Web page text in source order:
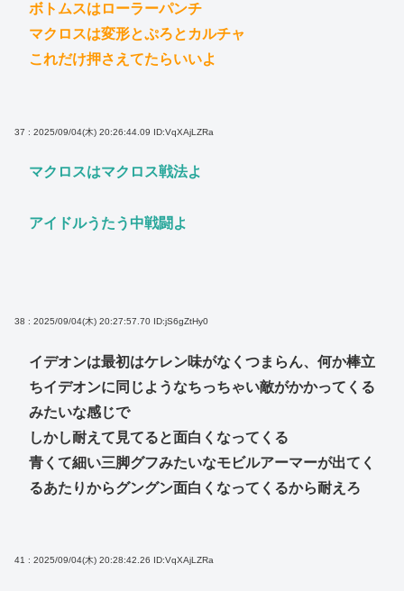
ボトムスはローラーパンチ
マクロスは変形とぷろとカルチャ
これだけ押さえてたらいいよ
37 : 2025/09/04(木) 20:26:44.09 ID:VqXAjLZRa
マクロスはマクロス戦法よ
アイドルうたう中戦闘よ
38 : 2025/09/04(木) 20:27:57.70 ID:jS6gZtHy0
イデオンは最初はケレン味がなくつまらん、何か棒立
ちイデオンに同じようなちっちゃい敵がかかってくる
みたいな感じで
しかし耐えて見てると面白くなってくる
青くて細い三脚グフみたいなモビルアーマーが出てく
るあたりからグングン面白くなってくるから耐えろ
41 : 2025/09/04(木) 20:28:42.26 ID:VqXAjLZRa